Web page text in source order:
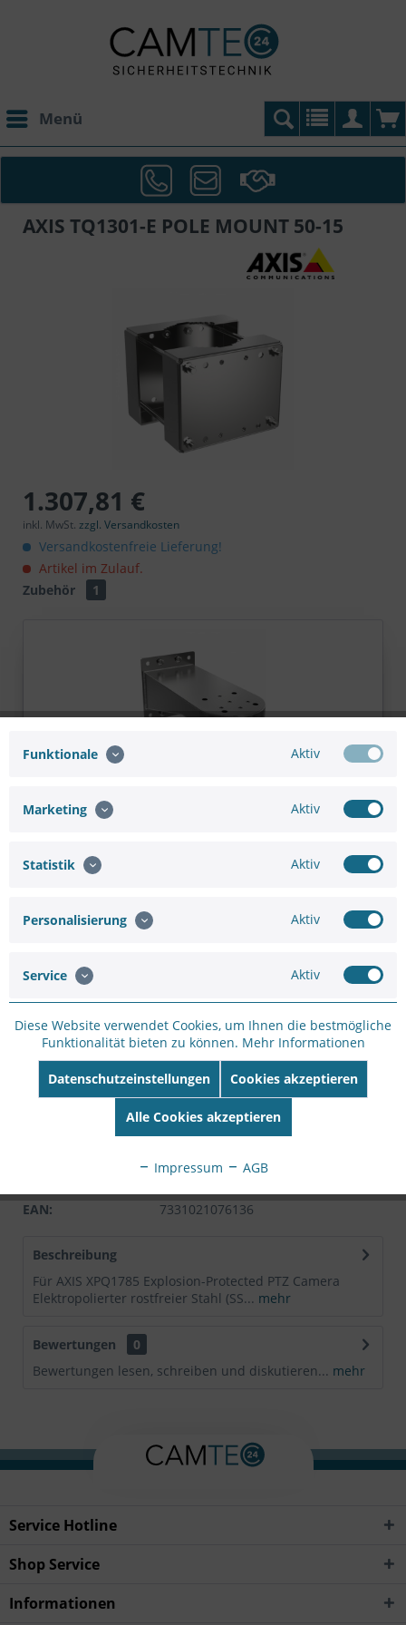
Menü
AXIS TQ1301-E POLE MOUNT 50-15
1.307,81 €
inkl. MwSt. zzgl. Versandkosten
Versandkostenfreie Lieferung!
Artikel im Zulauf.
Zubehör
1
Merken Bewerten
DV23B7CF2
EAN:
7331021076136
Beschreibung
Für AXIS XPQ1785 Explosion-Protected PTZ Camera
Elektropolierter rostfreier Stahl (SS... mehr
Bewertungen
0
Bewertungen lesen, schreiben und diskutieren... mehr
Service Hotline
Shop Service
Informationen
Funktionale Aktiv
Marketing Aktiv
Statistik Aktiv
Personalisierung Aktiv
Service Aktiv
Diese Website verwendet Cookies, um Ihnen die bestmögliche
Funktionalität bieten zu können. Mehr Informationen
Datenschutzeinstellungen Cookies akzeptieren
Alle Cookies akzeptieren
Impressum AGB